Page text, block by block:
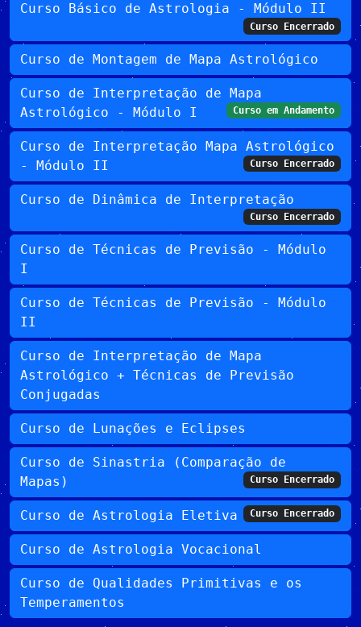
Curso Básico de Astrologia - Módulo II
Curso Encerrado
Curso de Montagem de Mapa Astrológico
Curso de Interpretação de Mapa
Astrológico - Módulo I
Curso em Andamento
Curso de Interpretação Mapa Astrológico
- Módulo II
Curso Encerrado
Curso de Dinâmica de Interpretação
Curso Encerrado
Curso de Técnicas de Previsão - Módulo
I
Curso de Técnicas de Previsão - Módulo
II
Curso de Interpretação de Mapa
Astrológico + Técnicas de Previsão
Conjugadas
Curso de Lunações e Eclipses
Curso de Sinastria (Comparação de
Mapas)
Curso Encerrado
Curso de Astrologia Eletiva Curso Encerrado
Curso de Astrologia Vocacional
Curso de Qualidades Primitivas e os
Temperamentos